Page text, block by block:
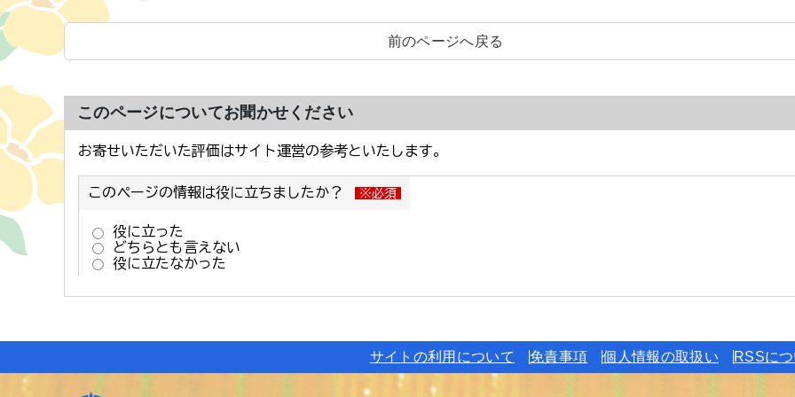
前のページへ戻る
このページについてお聞かせください
サイトの利用について 免責事項 個人情報の取扱い RSSに